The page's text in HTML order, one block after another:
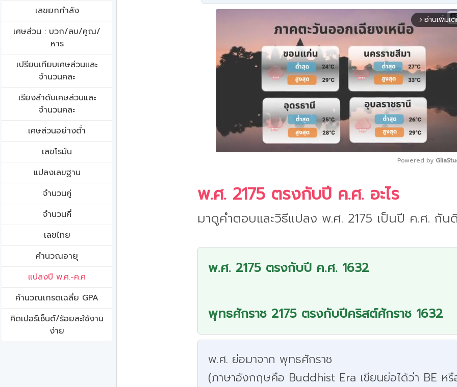
เลขยกกำลัง
เศษส่วน : บวก/ลบ/คูณ/
หาร
เปรียบเทียบเศษส่วนและ
จำนวนคละ
เรียงลำดับเศษส่วนและ
จำนวนคละ
เศษส่วนอย่างต่ำ
เลขโรมัน
แปลงเลขฐาน
จำนวนคู่
จำนวนคี่
เลขไทย
คำนวณอายุ
แปลงปี พ.ศ.-ค.ศ
คํานวณเกรดเฉลี่ย GPA
คิดเปอร์เซ็นต์/ร้อยละใช้งาน
ง่าย
arrow_forward_ios อ่านเพิ่มเ
Powered by
พ.ศ. 2175 ตรงกับปี ค.ศ. อะไร
มาดูคำตอบและวิธีแปลง พ.ศ. 2175 เป็นปี ค.ศ. กัน
พ.ศ. 2175 ตรงกับปี ค.ศ. 1632
พุทธศักราช 2175 ตรงกับปีคริสต์ศักราช 1632
พ.ศ. ย่อมาจาก พุทธศักราช
(ภาษาอังกฤษคือ Buddhist Era เขียนย่อได้ว่า BE ห